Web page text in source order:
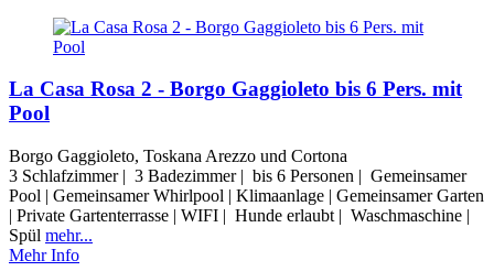
La Casa Rosa 2 - Borgo Gaggioleto bis 6 Pers. mit
Pool
Borgo Gaggioleto, Toskana Arezzo und Cortona
3 Schlafzimmer | 3 Badezimmer | bis 6 Personen | Gemeinsamer
Pool | Gemeinsamer Whirlpool | Klimaanlage | Gemeinsamer Garten
| Private Gartenterrasse | WIFI | Hunde erlaubt | Waschmaschine |
Spül mehr...
Mehr Info